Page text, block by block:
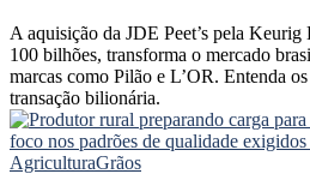
A aquisição da JDE Peet’s pela
100 bilhões, transforma o mercado
marcas como Pilão e L’OR. Entenda
transação bilionária.
AgriculturaGrãos